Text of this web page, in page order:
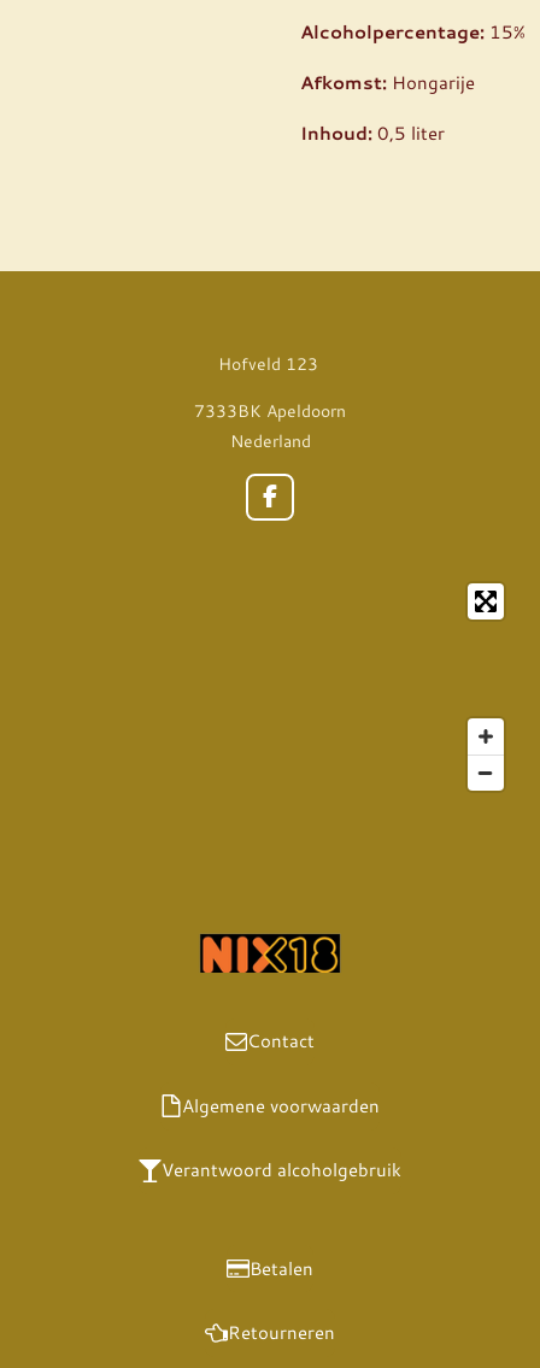
Alcoholpercentage: 15%
Afkomst: Hongarije
Inhoud:0,5 liter
Hofveld 123
7333BK Apeldoorn
Nederland
F
a
Contact
Algemene voorwaarden
Verantwoord alcoholgebruik
Betalen
Retourneren